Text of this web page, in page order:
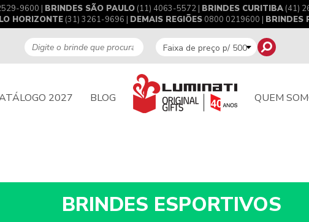
9600 | BRINDES SÃO PAULO(11) 4063-5572 | BRINDES CURITIBA(41)
HORIZONTE (31) 3261-9696 | DEMAIS REGIÕES 0800 0219600 | BRINDES
2027 BLOG QUEM
BRINDES ESPORTIVOS